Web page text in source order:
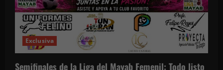
Exclusiva
Semifinales de la Liga del Mayab Femenil: Todo listo